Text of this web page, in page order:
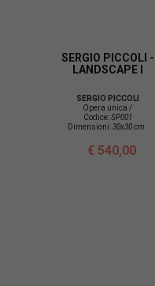
SERGIO PICCOLI -
LANDSCAPE I
SERGIO PICCOLI
Opera unica /
Codice:SP001
Dimensioni:30x30 cm.
€ 540,00